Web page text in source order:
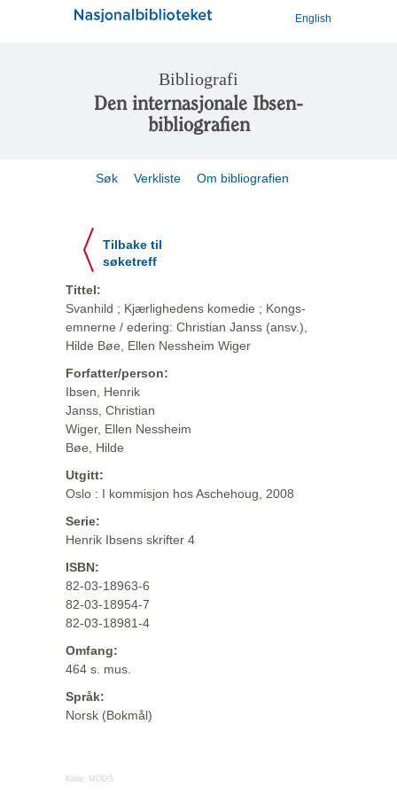
English
Bibliografi
Den internasjonale Ibsen-
bibliografien
Søk Verkliste Om bibliografien
Tilbake til
søketreff
Tittel:
Svanhild ; Kjærlighedens komedie ; Kongs-
emnerne / edering: Christian Janss (ansv.),
Hilde Bøe, Ellen Nessheim Wiger
Forfatter/person:
Ibsen, Henrik
Janss, Christian
Wiger, Ellen Nessheim
Bøe, Hilde
Utgitt:
Oslo : I kommisjon hos Aschehoug, 2008
Serie:
Henrik Ibsens skrifter 4
ISBN:
82-03-18963-6
82-03-18954-7
82-03-18981-4
Omfang:
464 s. mus.
Språk:
Norsk (Bokmål)
Kilde: MODS